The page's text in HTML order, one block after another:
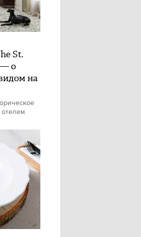
St.
— о
на